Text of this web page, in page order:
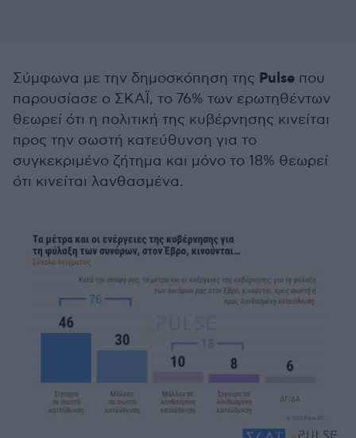
Σύμφωνα με την δημοσκόπηση της Pulse που
παρουσίασε ο ΣΚΑΪ, το 76% των ερωτηθέντων
θεωρεί ότι η πολιτική της κυβέρνησης κινείται
προς την σωστή κατεύθυνση για το
συγκεκριμένο ζήτημα και μόνο το 18% θεωρεί
ότι κινείται λανθασμένα.